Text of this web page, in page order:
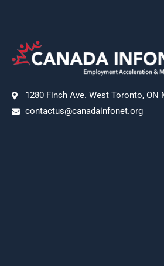
1280 Finch Ave. West Toronto, ON
contactus@canadainfonet.org